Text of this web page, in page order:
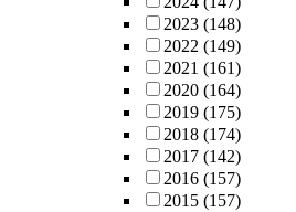
2023 (148)
2022 (149)
2021 (161)
2020 (164)
2019 (175)
2018 (174)
2017 (142)
2016 (157)
2015 (157)